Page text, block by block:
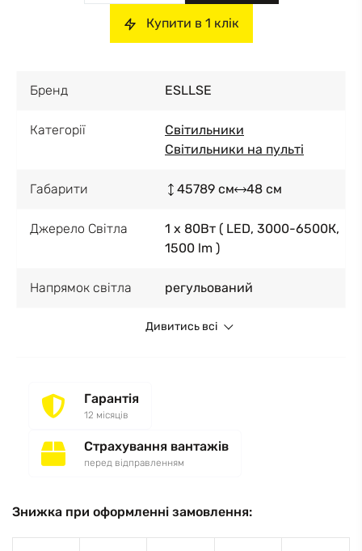
Купити в 1 клік
Бренд ESLLSE
Категорії
Світильники
Світильники на пульті
Габарити 45789 см 48 см
Джерело Світла
1 x 80Вт ( LED, 3000-6500К,
1500 lm )
Напрямок світла регульований
Дивитись всі
Гарантія
12 місяців
Страхування вантажів
перед відправленням
Знижка при оформленні замовлення: